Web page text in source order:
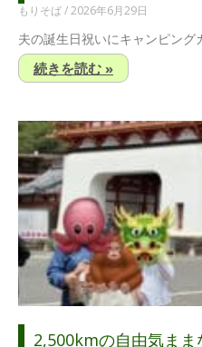
もりそば 2026年6月29日
夫の誕生日祝いにキャンピング
続きを読む »
2,500kmの自由気まま